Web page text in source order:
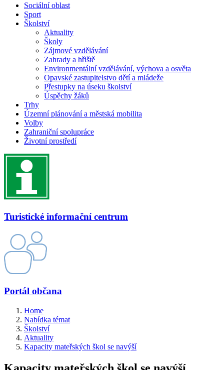
Sociální oblast
Sport
Školství
Aktuality
Školy
Zájmové vzdělávání
Zahrady a hřiště
Environmentální vzdělávání, výchova a osvěta
Opavské zastupitelstvo dětí a mládeže
Přestupky na úseku školství
Úspěchy žáků
Trhy
Územní plánování a městská mobilita
Volby
Zahraniční spolupráce
Životní prostředí
Turistické informační centrum
Portál občana
Home
Nabídka témat
Školství
Aktuality
Kapacity mateřských škol se navýší